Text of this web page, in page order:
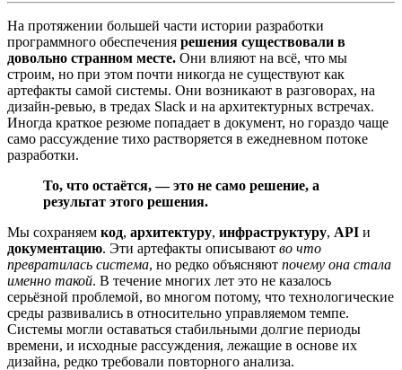
На протяжении большей части истории разработки
программного обеспечения решения существовали в
довольно странном месте. Они влияют на всё, что мы
строим, но при этом почти никогда не существуют как
артефакты самой системы. Они возникают в разговорах, на
дизайн-ревью, в тредах Slack и на архитектурных встречах.
Иногда краткое резюме попадает в документ, но гораздо чаще
само рассуждение тихо растворяется в ежедневном потоке
разработки.
То, что остаётся, — это не само решение, а
результат этого решения.
Мы сохраняем код, архитектуру, инфраструктуру, API и
документацию. Эти артефакты описывают во что
превратилась система, но редко объясняют почему она стала
именно такой. В течение многих лет это не казалось
серьёзной проблемой, во многом потому, что технологические
среды развивались в относительно управляемом темпе.
Системы могли оставаться стабильными долгие периоды
времени, и исходные рассуждения, лежащие в основе их
дизайна, редко требовали повторного анализа.